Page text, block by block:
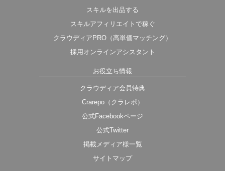
スキルを出品する
スキルアフィリエイトで稼ぐ
クラウディアPRO（高単価マッチング）
採用オンラインアシスタント
お役立ち情報
クラウディア会員特典
Crarepo（クラレポ）
公式Facebookページ
公式Twitter
掲載メディア様一覧
サイトマップ